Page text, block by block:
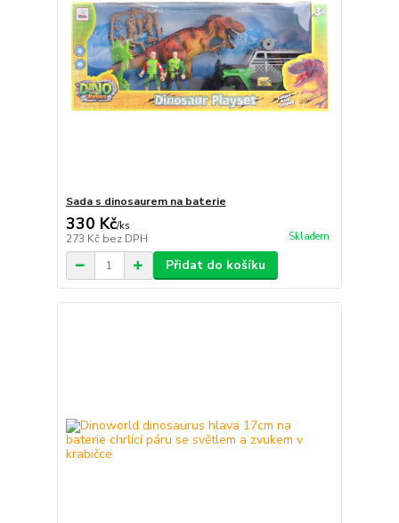
Sada s dinosaurem na baterie
330 Kč/ks
273 Kč bez DPH Skladem
Přidat do košíku